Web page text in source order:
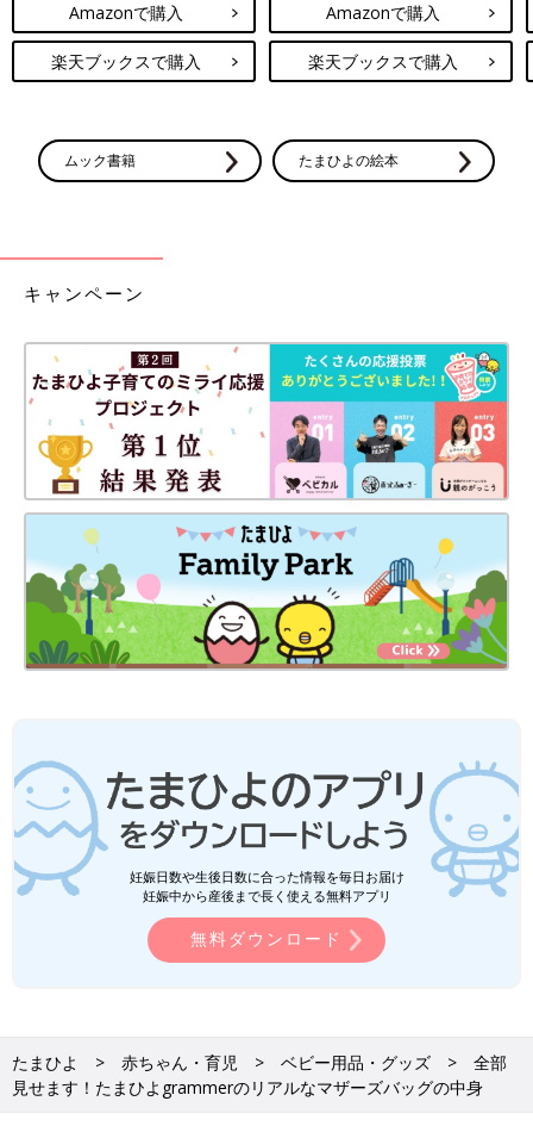
Amazonで購入
楽天ブックスで購入
Amazonで購入
楽天ブックスで購入
ムック書籍 たまひよの絵本
キャンペーン
妊娠日数や生後日数に合った情報を毎日お届け
妊娠中から産後まで長く使える無料アプリ
無料ダウンロード
たまひよ 赤ちゃん・育児 ベビー用品・グッズ
全部
見せます！たまひよgrammerのリアルなマザーズバッグの中身